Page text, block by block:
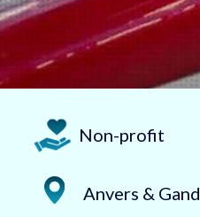
Non-profit
Anvers & Gand